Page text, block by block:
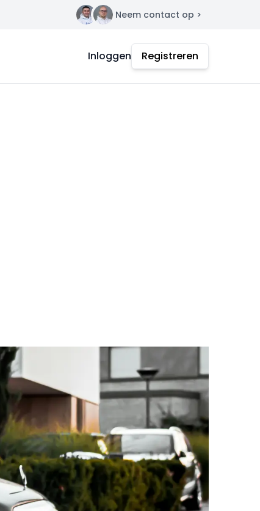
Contact Neem contact op >
Inloggen Registreren